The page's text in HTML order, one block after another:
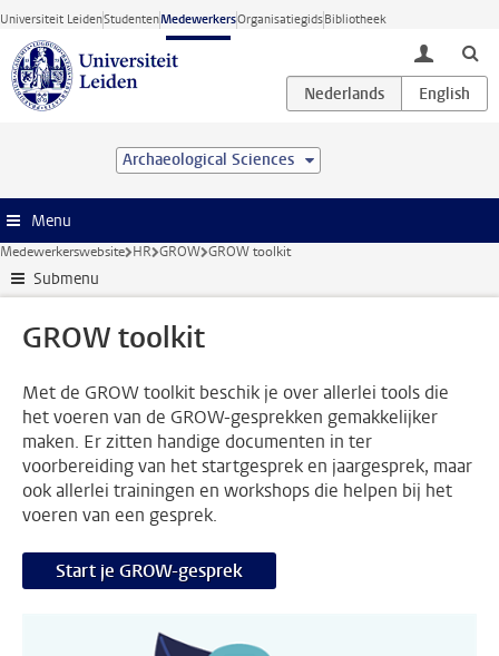
Ga direct naar de inhoud
Universiteit LeidenStudentenMedewerkersOrganisatiegidsBibliotheek
toggle
Archaeological Sciences
Menu
Medewerkerswebsite HR GROW GROW toolkit
Submenu
GROW toolkit
Met de GROW toolkit beschik je over allerlei tools die
het voeren van de GROW-gesprekken gemakkelijker
maken. Er zitten handige documenten in ter
voorbereiding van het startgesprek en jaargesprek, maar
ook allerlei trainingen en workshops die helpen bij het
voeren van een gesprek.
Start je GROW-gesprek